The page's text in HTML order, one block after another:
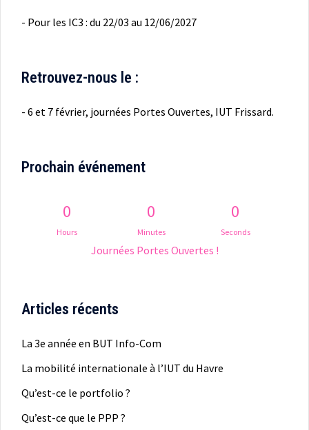
- Pour les IC3 : du 22/03 au 12/06/2027
Retrouvez-nous le :
- 6 et 7 février, journées Portes Ouvertes, IUT Frissard.
Prochain événement
0
Hours
0
Minutes
0
Seconds
Journées Portes Ouvertes !
Articles récents
La 3e année en BUT Info-Com
La mobilité internationale à l’IUT du Havre
Qu’est-ce le portfolio ?
Qu’est-ce que le PPP ?